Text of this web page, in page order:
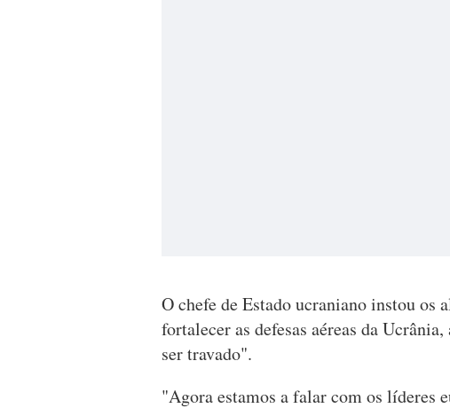
O chefe de Estado ucraniano instou os
fortalecer as defesas aéreas da
ser travado".
"Agora estamos a falar com os líderes